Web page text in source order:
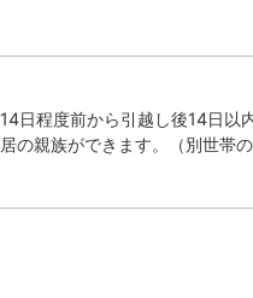
日程度前から引越し後14日以
の親族ができます。（別世帯